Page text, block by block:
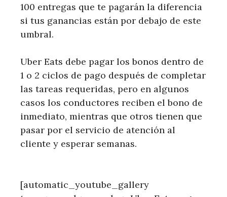
100 entregas que te pagarán la diferencia
si tus ganancias están por debajo de este
umbral.
Uber Eats debe pagar los bonos dentro de
1 o 2 ciclos de pago después de completar
las tareas requeridas, pero en algunos
casos los conductores reciben el bono de
inmediato, mientras que otros tienen que
pasar por el servicio de atención al
cliente y esperar semanas.
[automatic_youtube_gallery